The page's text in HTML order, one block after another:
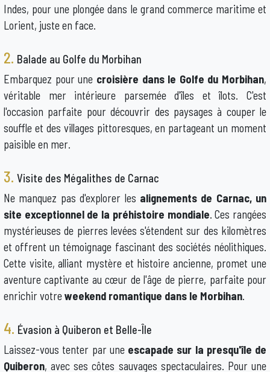
Indes, pour une plongée dans le grand commerce maritime et
Lorient, juste en face.
2. Balade au Golfe du Morbihan
Embarquez pour une croisière dans le Golfe du Morbihan,
véritable mer intérieure parsemée d'îles et îlots. C'est
l'occasion parfaite pour découvrir des paysages à couper le
souffle et des villages pittoresques, en partageant un moment
paisible en mer.
3. Visite des Mégalithes de Carnac
Ne manquez pas d'explorer les alignements de Carnac, un
site exceptionnel de la préhistoire mondiale. Ces rangées
mystérieuses de pierres levées s'étendent sur des kilomètres
et offrent un témoignage fascinant des sociétés néolithiques.
Cette visite, alliant mystère et histoire ancienne, promet une
aventure captivante au cœur de l'âge de pierre, parfaite pour
enrichir votreweekend romantique dans le Morbihan.
4. Évasion à Quiberon et Belle-Île
Laissez-vous tenter par une escapade sur la presqu'île de
Quiberon, avec ses côtes sauvages spectaculaires. Pour une